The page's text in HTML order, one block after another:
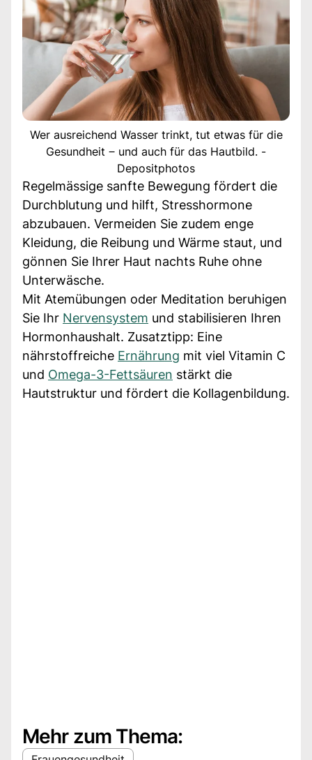
Wer ausreichend Wasser trinkt, tut etwas für die
Gesundheit ‒ und auch für das Hautbild. -
Depositphotos
Regelmässige sanfte Bewegung fördert die
Durchblutung und hilft, Stresshormone
abzubauen. Vermeiden Sie zudem enge
Kleidung, die Reibung und Wärme staut, und
gönnen Sie Ihrer Haut nachts Ruhe ohne
Unterwäsche.
Mit Atemübungen oder Meditation beruhigen
Sie Ihr Nervensystem und stabilisieren Ihren
Hormonhaushalt. Zusatztipp: Eine
nährstoffreiche Ernährung mit viel Vitamin C
und Omega-3-Fettsäuren stärkt die
Hautstruktur und fördert die Kollagenbildung.
Mehr zum Thema: